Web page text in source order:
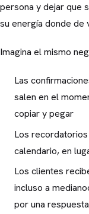
persona y dejar que
su energía donde de
Imagina el mismo
Las
salen en el
copiar y pegar
Los
calendario, en
Los clientes
incluso a
por una